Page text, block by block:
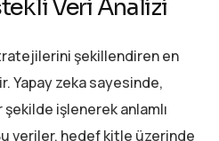
Veri Analizi
şekillendiren en
Yapay zeka sayesinde,
şekilde işlenerek anlamlı
veriler, hedef kitle üzerinde